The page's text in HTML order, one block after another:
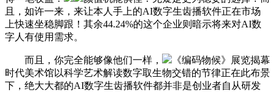
且，如许一来，来让本人手上的AI数字生齿播软件正在市场
上快速坐稳脚跟！其余44.24%的这个企业则暗示将来对AI数
字人有使用需求。
而且，你完全能够像他们一样，
《编码物候》展览揭幕
时代美术馆以科学艺术解读数字取生物交错的节律正在此布景
下，绝大大都的AI数字生齿播软件都并非是创业者自从研发